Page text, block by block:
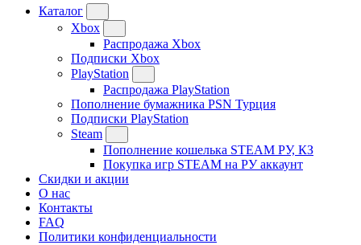
Каталог
Xbox
Распродажа Xbox
Подписки Xbox
PlayStation
Распродажа PlayStation
Пополнение бумажника PSN Турция
Подписки PlayStation
Steam
Пополнение кошелька STEAM РУ, КЗ
Покупка игр STEAM на РУ аккаунт
Скидки и акции
О нас
Контакты
FAQ
Политики конфиденциальности